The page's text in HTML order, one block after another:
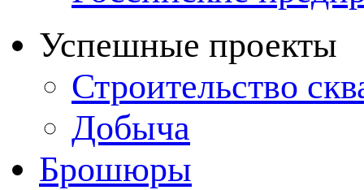
Успешные проекты
Строительство
Добыча
Брошюры